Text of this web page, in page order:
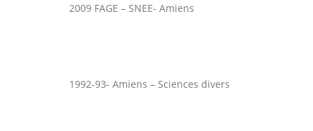
2009 FAGE – SNEE- Amiens
1992-93- Amiens – Sciences divers